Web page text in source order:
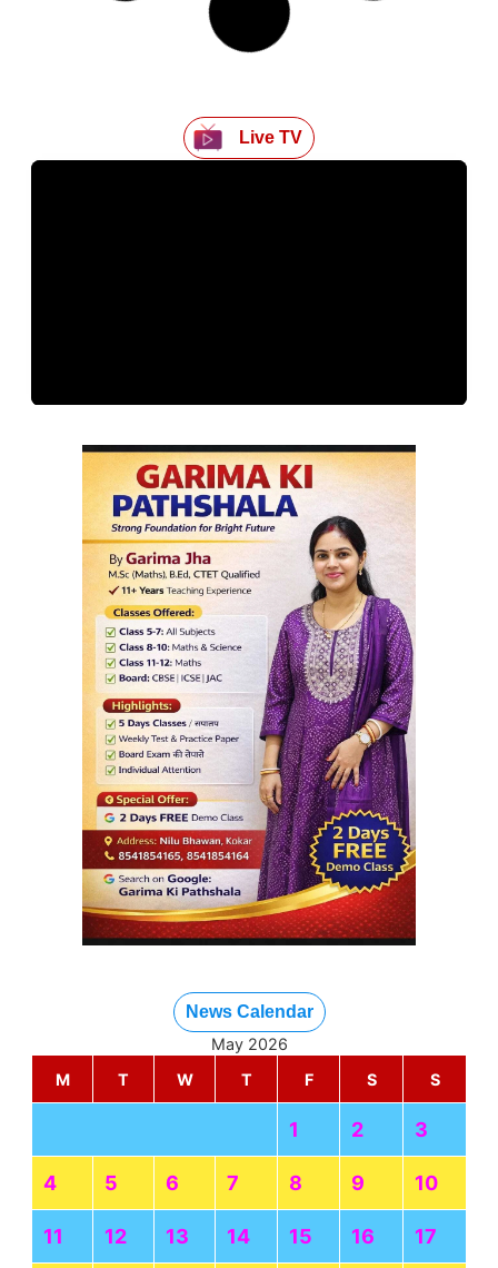
Live TV
News Calendar
May 2026
M
T W T F S S
1 2 3
4 5 6 7 8 9 10
11 12 13 14 15 16 17